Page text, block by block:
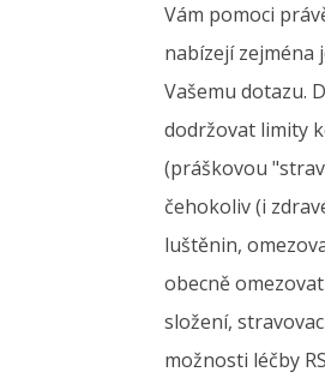
Vám pomoci
nabízejí zejména
Vašemu dotazu.
dodržovat limity
(práškovou
čehokoliv (i
luštěnin,
obecně
složení,
možnosti léčby